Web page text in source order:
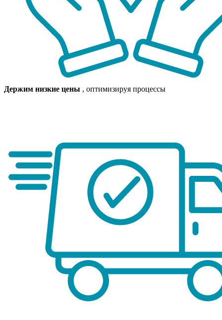
Держим низкие цены , оптимизируя процессы